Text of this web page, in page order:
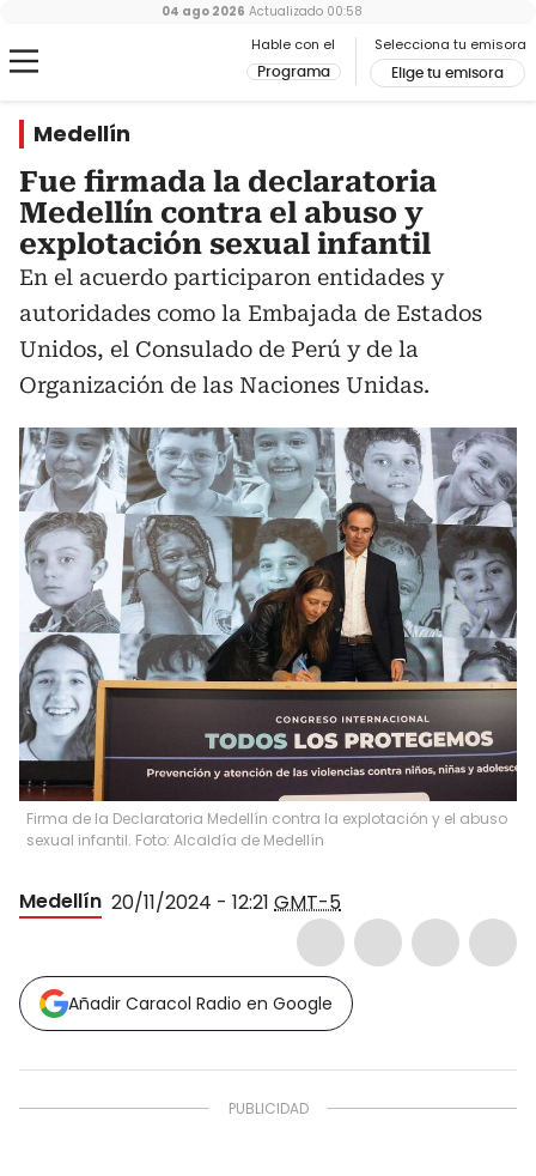
Hable con el
Programa
Selecciona tu emisora
Elige tu emisora
04 ago 2026 Actualizado 00:58
Medellín
Fue firmada la declaratoria
Medellín contra el abuso y
explotación sexual infantil
En el acuerdo participaron entidades y
autoridades como la Embajada de Estados
Unidos, el Consulado de Perú y de la
Organización de las Naciones Unidas.
Firma de la Declaratoria Medellín contra la explotación y el abuso
sexual infantil. Foto: Alcaldía de Medellín
Medellín 20/11/2024 - 12:21 GMT-5
Añadir Caracol Radio en Google